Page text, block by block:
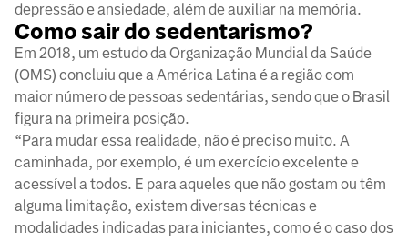
depressão e ansiedade, além de auxiliar na memória.
Como sair do sedentarismo?
Em 2018, um estudo da Organização Mundial da Saúde
(OMS) concluiu que a América Latina é a região com
maior número de pessoas sedentárias, sendo que o Brasil
figura na primeira posição.
“Para mudar essa realidade, não é preciso muito. A
caminhada, por exemplo, é um exercício excelente e
acessível a todos. E para aqueles que não gostam ou têm
alguma limitação, existem diversas técnicas e
modalidades indicadas para iniciantes, como é o caso dos